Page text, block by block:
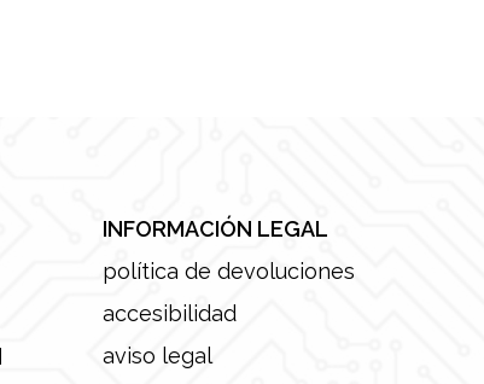
INFORMACIÓN LEGAL
política de devoluciones
accesibilidad
aviso legal